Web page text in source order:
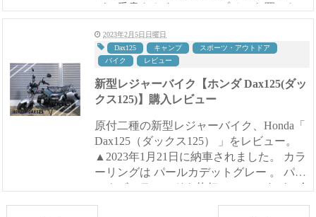
が一番書きやすいシャープペンを買いたい
ので、試し書きができるコーナーがもっと
あると...
2023年2月5日日曜日
Dax125
キャンプ
スポーツ・アウトドア
バイク
レビュー
新型レジャーバイク【ホンダ Dax125(ダッ
クス125)】購入レビュー
原付二種の新型レジャーバイク、Honda「
Dax125（ダックス125） 」をレビュー。
▲2023年1月21日に納車されました。 カラ
ーリングは パールカデットグレー 。 パー
ルネビュラレッドも格好いいのですが、今
乗っている ハンターカブCT125 のカラー